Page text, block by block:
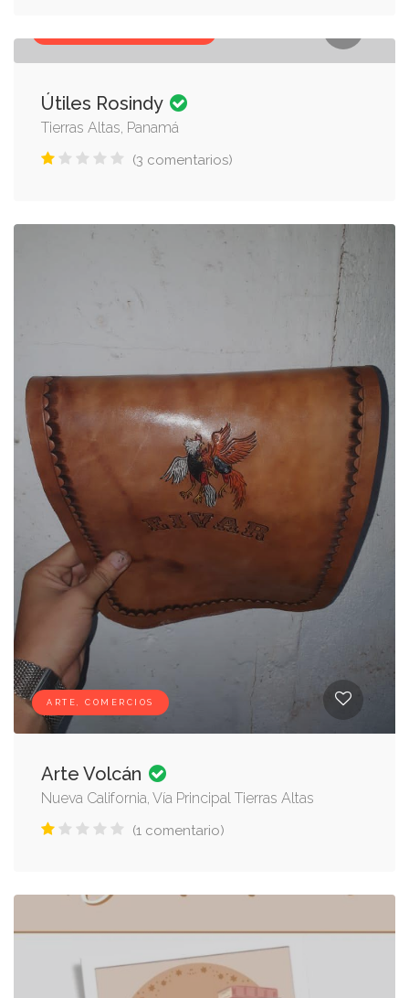
Útiles Rosindy
Tierras Altas, Panamá
(3 comentarios)
ARTE, COMERCIOS
Arte Volcán
Nueva California, Vía Principal Tierras Altas
(1 comentario)